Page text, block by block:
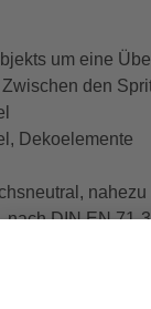
um eine
den
Dekoelemente
DIN EN